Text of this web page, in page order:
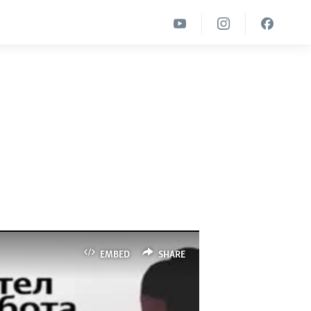
EMBED SHARE